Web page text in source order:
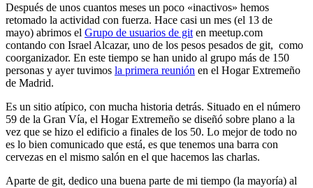
Después de unos cuantos meses un poco «inactivos» hemos
retomado la actividad con fuerza. Hace casi un mes (el 13 de
mayo) abrimos el Grupo de usuarios de git en meetup.com
contando con Israel Alcazar, uno de los pesos pesados de git, como
coorganizador. En este tiempo se han unido al grupo más de 150
personas y ayer tuvimos la primera reunión en el Hogar Extremeño
de Madrid.
Es un sitio atípico, con mucha historia detrás. Situado en el número
59 de la Gran Vía, el Hogar Extremeño se diseñó sobre plano a la
vez que se hizo el edificio a finales de los 50. Lo mejor de todo no
es lo bien comunicado que está, es que tenemos una barra con
cervezas en el mismo salón en el que hacemos las charlas.
Aparte de git, dedico una buena parte de mi tiempo (la mayoría) al